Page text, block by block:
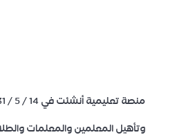
وتأهيل المعلمين والمعلمات